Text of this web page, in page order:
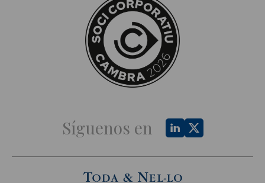
Síguenos en